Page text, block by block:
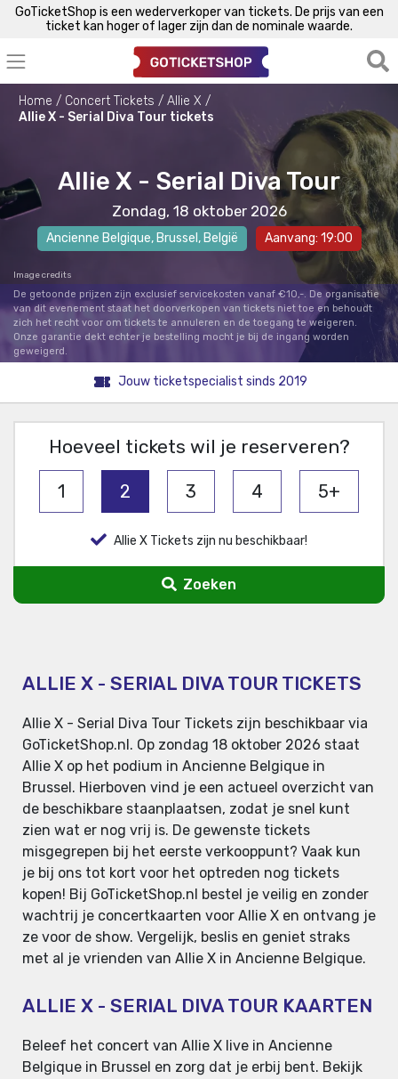
GoTicketShop is een wederverkoper van tickets. De prijs van een
ticket kan hoger of lager zijn dan de nominale waarde.
Home Concert Tickets
Allie X
Allie X - Serial Diva Tour tickets
Allie X - Serial Diva Tour
Zondag, 18 oktober 2026
Ancienne Belgique, Brussel , België Aanvang: 19:00
Image credits
De getoonde prijzen zijn exclusief servicekosten vanaf €10,-. De organisatie
van dit evenement staat het doorverkopen van tickets niet toe en behoudt
zich het recht voor om tickets te annuleren en de toegang te weigeren.
Onze garantie dekt echter je bestelling mocht je bij de ingang worden
geweigerd.
Jouw ticketspecialist sinds 2019
Hoeveel tickets wil je reserveren?
1 2 3 4 5+
Allie X Tickets zijn nu beschikbaar!
Zoeken
ALLIE X - SERIAL DIVA TOUR TICKETS
Allie X - Serial Diva Tour Tickets zijn beschikbaar via
GoTicketShop.nl. Op zondag 18 oktober 2026 staat
Allie X op het podium in Ancienne Belgique in
Brussel. Hierboven vind je een actueel overzicht van
de beschikbare staanplaatsen, zodat je snel kunt
zien wat er nog vrij is. De gewenste tickets
misgegrepen bij het eerste verkooppunt? Vaak kun
je bij ons tot kort voor het optreden nog tickets
kopen! Bij GoTicketShop.nl bestel je veilig en zonder
wachtrij je concertkaarten voor Allie X en ontvang je
ze voor de show. Vergelijk, beslis en geniet straks
met al je vrienden van Allie X in Ancienne Belgique.
ALLIE X - SERIAL DIVA TOUR KAARTEN
Beleef het concert van Allie X live in Ancienne
Belgique in Brussel en zorg dat je erbij bent. Bekijk